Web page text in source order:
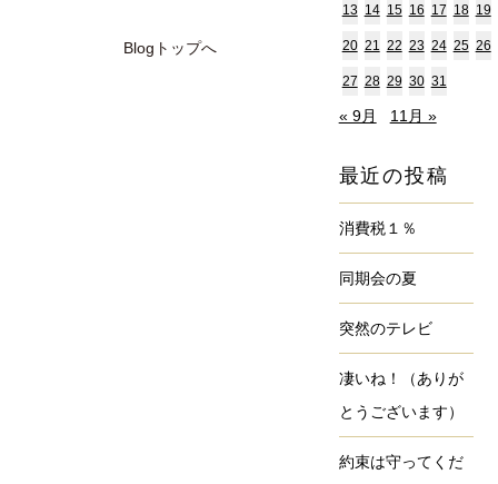
Blogトップへ
13 14 15 16 17 18 19
20 21 22 23 24 25 26
27 28 29 30 31
« 9月 11月 »
最近の投稿
消費税１％
同期会の夏
突然のテレビ
凄いね！（ありが
とうございます）
約束は守ってくだ